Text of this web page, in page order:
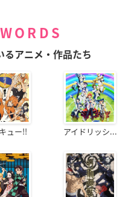
るアニメ・作品たち
ュー!! アイドリッシ...